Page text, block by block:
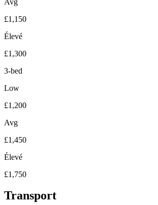
£1,150
Élevé
£1,300
3-bed
Low
£1,200
Avg
£1,450
Élevé
£1,750
Transport